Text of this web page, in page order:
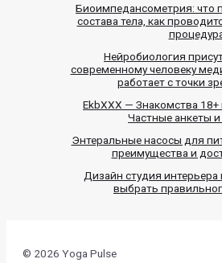
Биоимпедансометрия: что
состава тела, как
Нейробиология
современному человеку
работает с точки
EkbXXX — Знакомства 18+
Частные анкеты и
Энтеральные насосы для
преимущества и
Дизайн студия интерьера
выбрать
© 2026 Yoga Pulse